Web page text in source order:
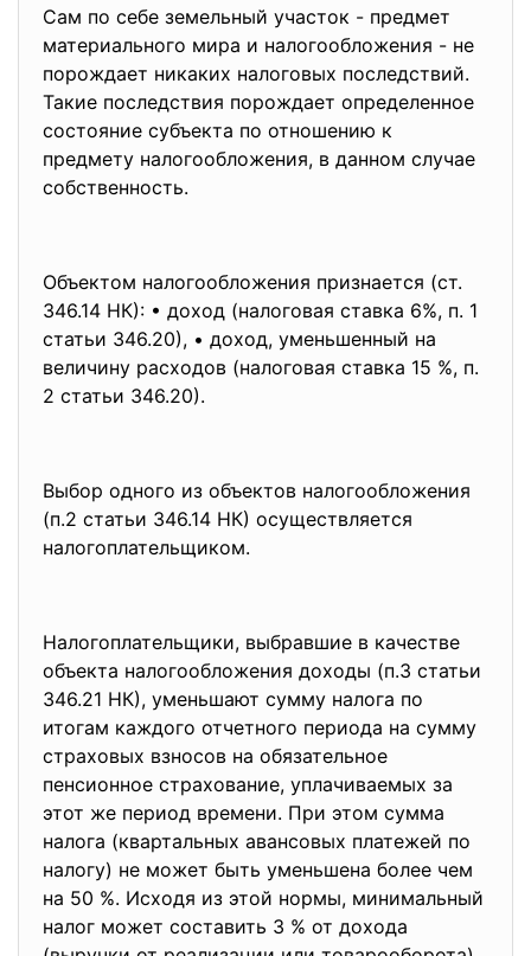
Сам по себе земельный участок - предмет
материального мира и налогообложения - не
порождает никаких налоговых последствий.
Такие последствия порождает определенное
состояние субъекта по отношению к
предмету налогообложения, в данном случае
собственность.
Объектом налогообложения признается (ст.
346.14 НК): • доход (налоговая ставка 6%, п. 1
статьи 346.20), • доход, уменьшенный на
величину расходов (налоговая ставка 15 %, п.
2 статьи 346.20).
Выбор одного из объектов налогообложения
(п.2 статьи 346.14 НК) осуществляется
налогоплательщиком.
Налогоплательщики, выбравшие в качестве
объекта налогообложения доходы (п.3 статьи
346.21 НК), уменьшают сумму налога по
итогам каждого отчетного периода на сумму
страховых взносов на обязательное
пенсионное страхование, уплачиваемых за
этот же период времени. При этом сумма
налога (квартальных авансовых платежей по
налогу) не может быть уменьшена более чем
на 50 %. Исходя из этой нормы, минимальный
налог может составить 3 % от дохода